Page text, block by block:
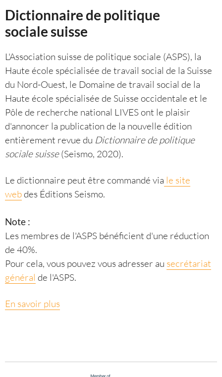
Dictionnaire de politique
sociale suisse
L'Association suisse de politique sociale (ASPS), la
Haute école spécialisée de travail social de la Suisse
du Nord-Ouest, le Domaine de travail social de la
Haute école spécialisée de Suisse occidentale et le
Pôle de recherche national LIVES ont le plaisir
d'annoncer la publication de la nouvelle édition
entièrement revue du Dictionnaire de politique
sociale suisse(Seismo, 2020).
Le dictionnaire peut être commandé via le site
webdes Éditions Seismo.
Note :
Les membres de l'ASPS bénéficient d'une réduction
de 40%.
Pour cela, vous pouvez vous adresser au secrétariat
général de l'ASPS.
En savoir plus